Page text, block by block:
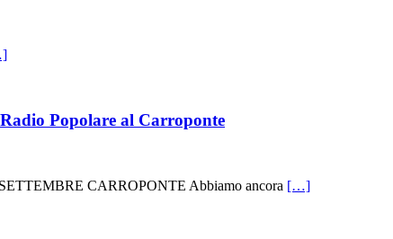
Popolare al Carroponte
CARROPONTE Abbiamo ancora […]